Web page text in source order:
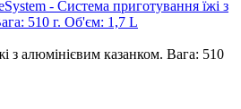
з алюмінієвим казанком. Вага: 510